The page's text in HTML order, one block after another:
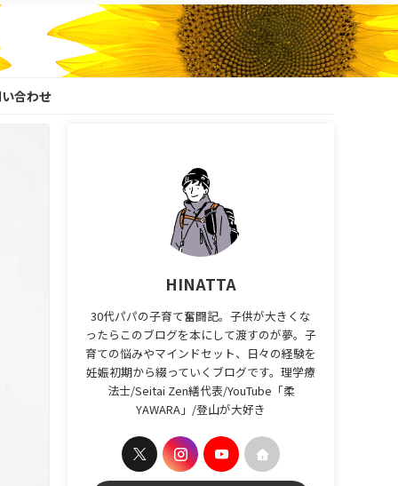
合わせ
HINATTA
30代パパの子育て奮闘記。子供が大きくな
ったらこのブログを本にして渡すのが夢。子
育ての悩みやマインドセット、日々の経験を
妊娠初期から綴っていくブログです。理学療
法士/Seitai Zen繕代表/YouTube「柔
YAWARA」/登山が大好き